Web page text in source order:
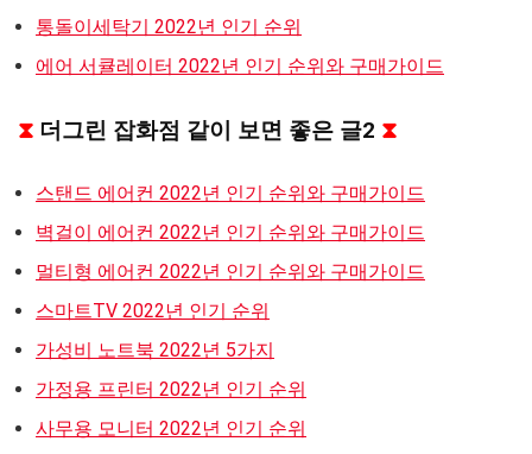
통돌이세탁기 2022년 인기 순위
에어 서큘레이터 2022년 인기 순위와 구매가이드
⧗ 더그린 잡화점 같이 보면 좋은 글2 ⧗
스탠드 에어컨 2022년 인기 순위와 구매가이드
벽걸이 에어컨 2022년 인기 순위와 구매가이드
멀티형 에어컨 2022년 인기 순위와 구매가이드
스마트TV 2022년 인기 순위
가성비 노트북 2022년 5가지
가정용 프린터 2022년 인기 순위
사무용 모니터 2022년 인기 순위